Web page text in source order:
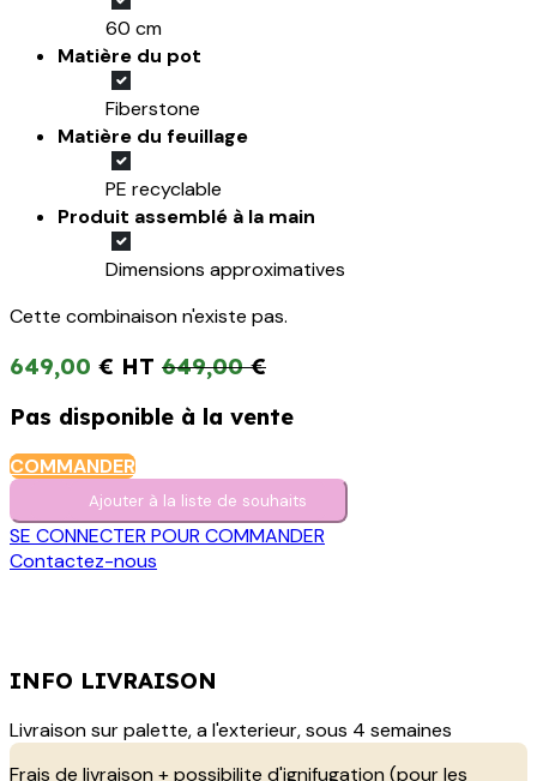
60 cm
Matière du pot
Fiberstone
Matière du feuillage
PE recyclable
Produit assemblé à la main
Dimensions approximatives
Cette combinaison n'existe pas.
649,00 € 649,00€
Pas disponible à la vente
COMMANDER
Ajouter à la liste de s​o​uh​aits
SE CONNECTER POUR COMMANDER
Contactez-nous
INFO LIVRAISON
Livraison sur palette, a l'exterieur, sous 4 semaines
Frais de livraison + possibilite d'ignifugation (pour les